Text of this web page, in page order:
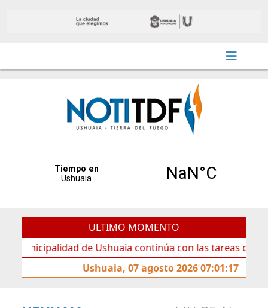
ULTIMO MOMENTO
de Ushuaia continúa con las tareas de
Ushuaia, 07 agosto 2026 07:01:17